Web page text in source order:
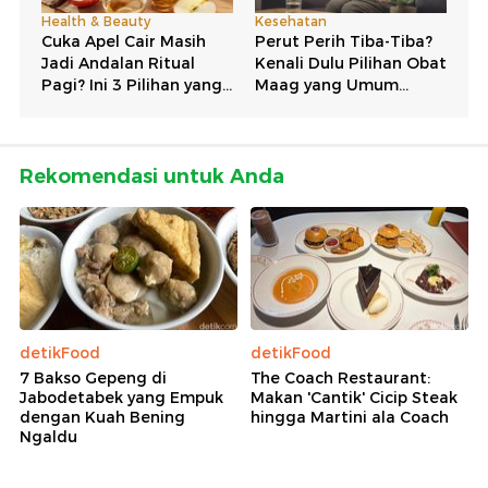
Rekomendasi untuk Anda
detikFood
7 Bakso Gepeng di
Jabodetabek yang Empuk
dengan Kuah Bening
Ngaldu
detikFood
The Coach Restaurant:
Makan 'Cantik' Cicip Steak
hingga Martini ala Coach